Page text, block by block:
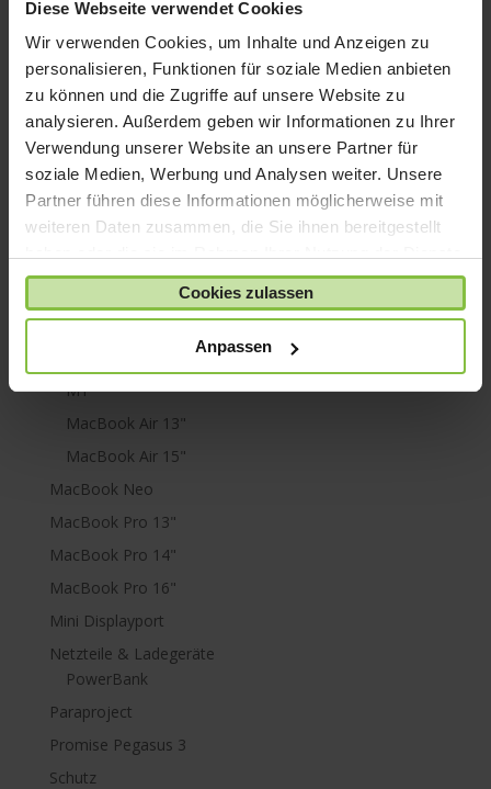
Diese Webseite verwendet Cookies
Wir verwenden Cookies, um Inhalte und Anzeigen zu
personalisieren, Funktionen für soziale Medien anbieten
zu können und die Zugriffe auf unsere Website zu
analysieren. Außerdem geben wir Informationen zu Ihrer
Verwendung unserer Website an unsere Partner für
soziale Medien, Werbung und Analysen weiter. Unsere
Partner führen diese Informationen möglicherweise mit
weiteren Daten zusammen, die Sie ihnen bereitgestellt
gesammelt haben.
Cookies zulassen
Anpassen
iPod shuffle
iPod touch
Kabel & Adapter
Kopfhörer
LaCie Rugged
Lightning
Mac mini
Mac Pro
M1
MacBook Air 13"
MacBook Air 15"
MacBook Neo
MacBook Pro 13"
MacBook Pro 14"
MacBook Pro 16"
Mini Displayport
Netzteile & Ladegeräte
PowerBank
Paraproject
Promise Pegasus 3
Schutz